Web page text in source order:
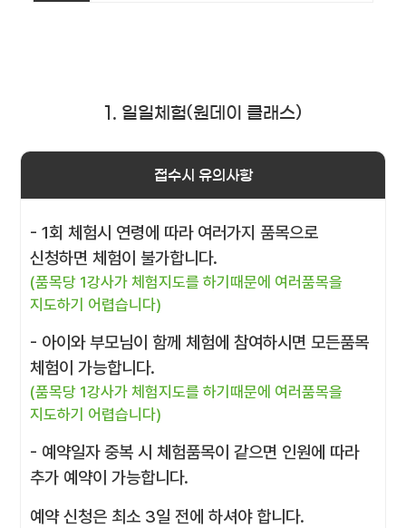
1. 일일체험(원데이 클래스)
접수시 유의사항
- 1회 체험시 연령에 따라 여러가지 품목으로
신청하면 체험이 불가합니다.
(품목당 1강사가 체험지도를 하기때문에 여러품목을
지도하기 어렵습니다)
- 아이와 부모님이 함께 체험에 참여하시면 모든품목
체험이 가능합니다.
(품목당 1강사가 체험지도를 하기때문에 여러품목을
지도하기 어렵습니다)
- 예약일자 중복 시 체험품목이 같으면 인원에 따라
추가 예약이 가능합니다.
예약 신청은 최소 3일 전에 하셔야 합니다.